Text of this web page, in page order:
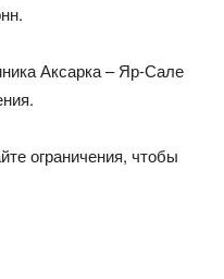
Аксарка – Яр-Сале
ограничения, чтобы